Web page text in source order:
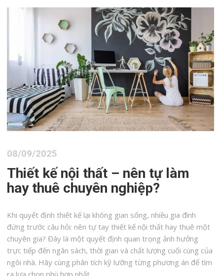
08/09/2025
Thiết kế nội thất – nên tự làm
hay thuê chuyên nghiệp?
Khi quyết định thiết kế lại không gian sống, nhiều gia đình
đứng trước câu hỏi: nên tự tay thiết kế nội thất hay thuê một
chuyên gia? Đây là một quyết định quan trọng ảnh hưởng
trực tiếp đến ngân sách, thời gian và chất lượng cuối cùng của
ngôi nhà. Hãy cùng phân tích kỹ lưỡng từng phương án để tìm
ra lựa chọn phù hợp nhất.